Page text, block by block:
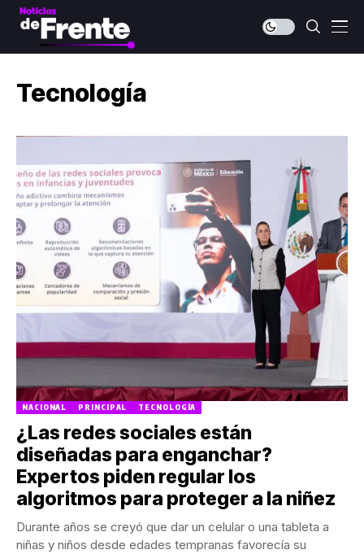
Tecnología
NACIONAL PRINCIPAL TECNOLOGÍA
¿Las redes sociales están
diseñadas para enganchar?
Expertos piden regular los
algoritmos para proteger a la niñez
Durante años se creyó que dar un celular o una tableta a
niñas y niños desde edades tempranas favorecía su